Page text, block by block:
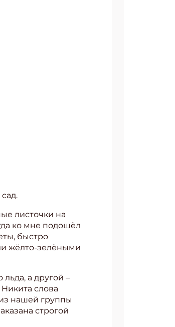
листочки на
ко мне подошёл
быстро
жёлто-зелёными
а другой –
слова
нашей группы
строгой